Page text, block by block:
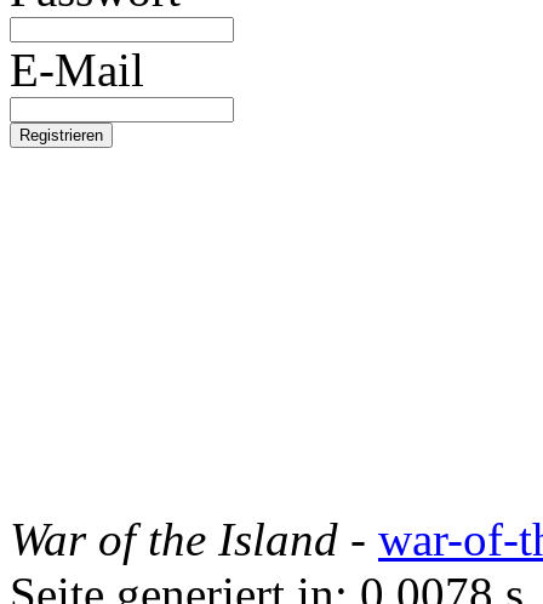
E-Mail
War of the Island - war-of-
Seite generiert in: 0.0078 s